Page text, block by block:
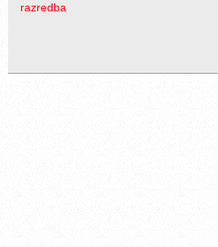
razredba